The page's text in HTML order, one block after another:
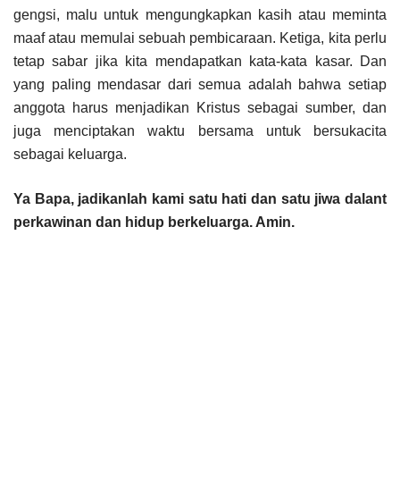
gengsi, malu untuk mengungkapkan kasih atau meminta
maaf atau memulai sebuah pembicaraan. Ketiga, kita perlu
tetap sabar jika kita mendapatkan kata-kata kasar. Dan
yang paling mendasar dari semua adalah bahwa setiap
anggota harus menjadikan Kristus sebagai sumber, dan
juga menciptakan waktu bersama untuk bersukacita
sebagai keluarga.
Ya Bapa, jadikanlah kami satu hati dan satu jiwa dalant
perkawinan dan hidup berkeluarga. Amin.